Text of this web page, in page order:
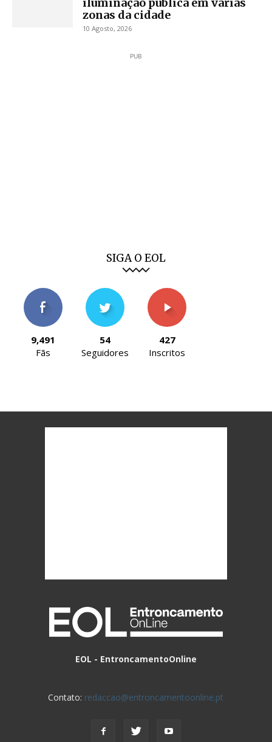
zonas da cidade
10 Agosto, 2026
PUB
SIGA O EOL
9,491
Fãs
54
Seguidores
427
Inscritos
EOL - EntroncamentoOnline
Contato: redaccao@entroncamentoonline.pt